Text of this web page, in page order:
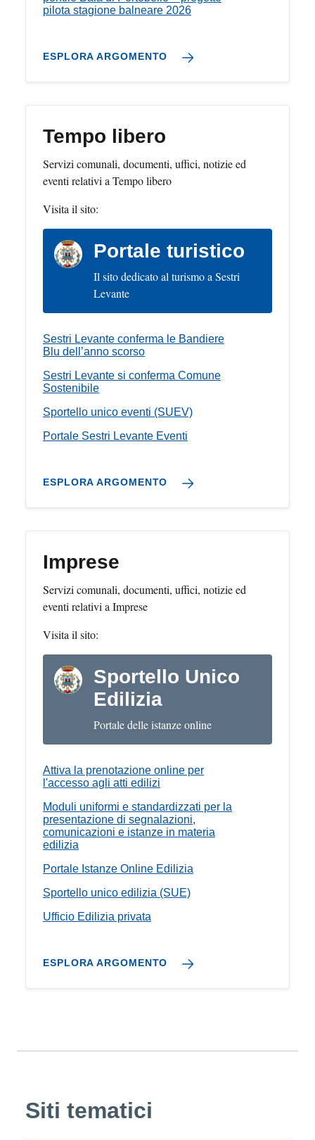
pilota stagione balneare 2026
ESPLORA ARGOMENTO
Tempo libero
Servizi comunali, documenti, uffici, notizie ed
eventi relativi a Tempo libero
Visita il sito:
Portale turistico
Il sito dedicato al turismo a Sestri
Levante
Sestri Levante conferma le Bandiere
Blu dell’anno scorso
Sestri Levante si conferma Comune
Sostenibile
Sportello unico eventi (SUEV)
Portale Sestri Levante Eventi
ESPLORA ARGOMENTO
Imprese
Servizi comunali, documenti, uffici, notizie ed
eventi relativi a Imprese
Visita il sito:
Sportello Unico
Edilizia
Portale delle istanze online
Attiva la prenotazione online per
l'accesso agli atti edilizi
Moduli uniformi e standardizzati per la
presentazione di segnalazioni,
comunicazioni e istanze in materia
edilizia
Portale Istanze Online Edilizia
Sportello unico edilizia (SUE)
Ufficio Edilizia privata
ESPLORA ARGOMENTO
Siti tematici